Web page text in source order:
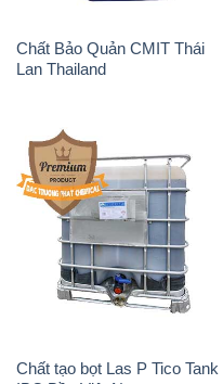
Chất Bảo Quản CMIT Thái
Lan Thailand
Chất tạo bọt Las P Tico Tank